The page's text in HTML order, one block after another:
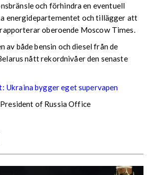
och förhindra en eventuell
energidepartementet och tillägger att
rapporterar oberoende Moscow Times.
av både bensin och diesel från de
nått rekordnivåer den senaste
Ukraina bygger eget supervapen
of Russia Office